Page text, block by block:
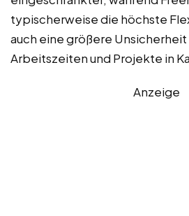
typischerweise die höchste
auch eine größere
Arbeitszeiten und Projekte in
Anzeige